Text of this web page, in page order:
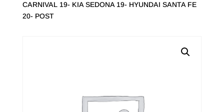
CARNIVAL 19- KIA SEDONA 19- HYUNDAI SANTA FE
20- POST